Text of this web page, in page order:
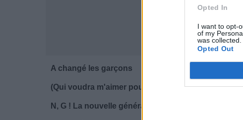
Opted In
I want to opt-
of my
was collected.
Opted Out
A changé les garçons
(Qui voudra m'aimer pour moi ce soir... )
N, G ! La nouvelle génération !